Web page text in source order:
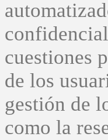
cuestiones
de los
gestión de
como la